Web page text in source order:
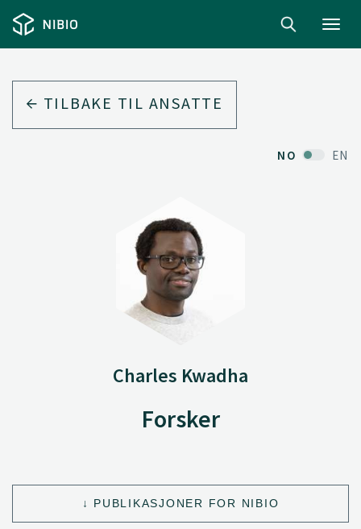
TILBAKE TIL ANSATTE
NO EN
Charles Kwadha
Forsker
PUBLIKASJONER FOR NIBIO